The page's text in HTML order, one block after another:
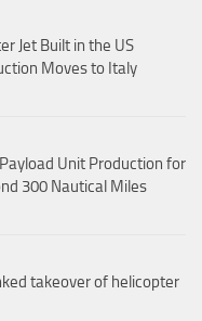
Jet Built in the US
Moves to Italy
Unit Production for
300 Nautical Miles
takeover of helicopter